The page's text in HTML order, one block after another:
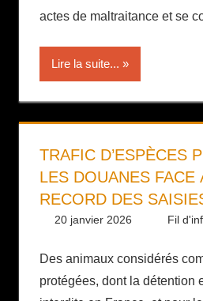
actes de maltraitance et se
Lire la suite...
TRAFIC D’ESPÈCES
LES DOUANES FACE
RECORD DES
20 janvier 2026 Daniel
Fil
Des animaux considérés
protégées, dont la détention